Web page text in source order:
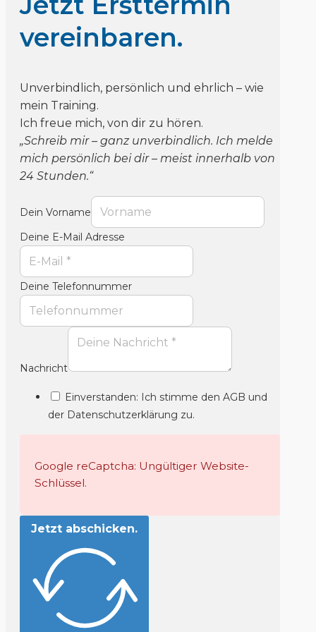
vereinbaren.
Unverbindlich, persönlich und ehrlich – wie
mein Training.
Ich freue mich, von dir zu hören.
„Schreib mir – ganz unverbindlich. Ich melde
mich persönlich bei dir – meist innerhalb von
24 Stunden.“
Dein Vorname
Deine E-Mail Adresse
Deine Telefonnummer
Nachricht
Einverstanden: Ich stimme den AGB und
der Datenschutzerklärung zu.
Google reCaptcha: Ungültiger Website-
Schlüssel.
Jetzt abschicken.